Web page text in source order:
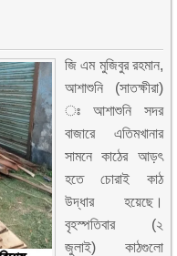
জি এম মুজিবুর রহমান,
আশাশুনি (সাতক্ষীরা)
ঃ আশাশুনি সদর
বাজারে এতিমখানার
সামনে কাঠের আড়ৎ
হতে চোরাই কাঠ
উদ্ধার হয়েছে।
বৃহস্পতিবার (২
জুলাই) কাঠগুলো